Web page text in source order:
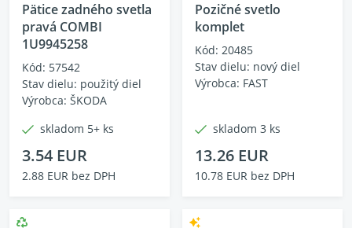
Pätice zadného svetla
pravá COMBI
1U9945258
Kód: 57542
Stav dielu: použitý diel
Výrobca: ŠKODA
skladom 5+ ks
3.54 EUR
2.88 EUR bez DPH
Pozičné svetlo
komplet
Kód: 20485
Stav dielu: nový diel
Výrobca: FAST
skladom 3 ks
13.26 EUR
10.78 EUR bez DPH